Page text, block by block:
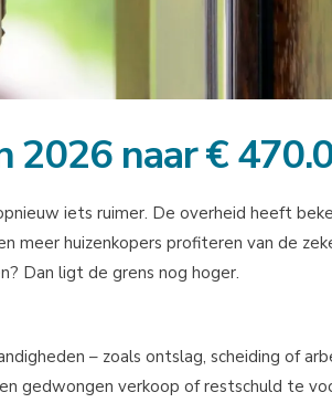
naar €
iets ruimer. De overheid heeft
meer huizenkopers profiteren van de
Dan ligt de grens nog hoger.
– zoals ontslag, scheiding of
gedwongen verkoop of restschuld te